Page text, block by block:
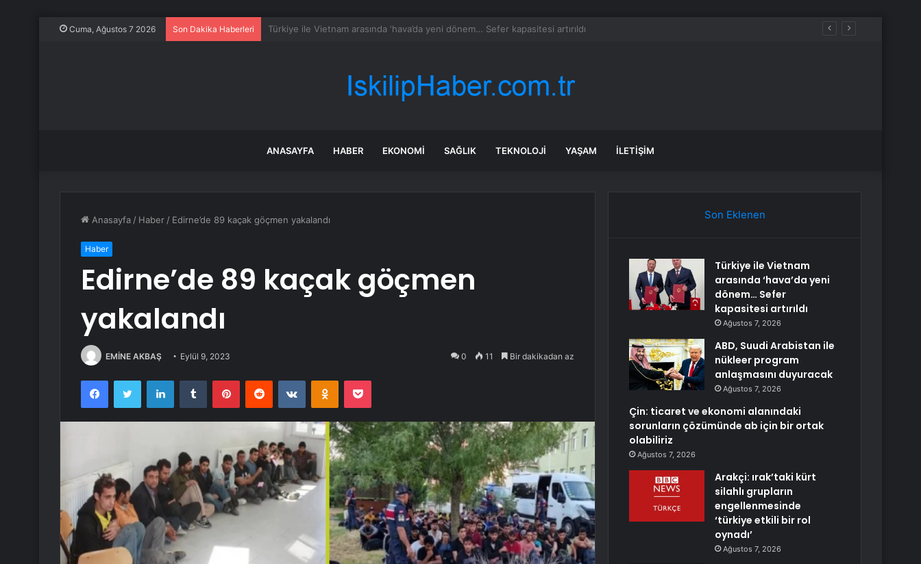
Cuma, Ağustos 7 2026 Son Dakika Haberleri ABD, Suudi Arabistan ile nükleer program anlaşmasını duyuracak
ANASAYFA HABER EKONOMI SAĞLIK TEKNOLOJI YAŞAM İLETIŞIM
Anasayfa / Haber / Edirne’de 89 kaçak göçmen yakalandı
Haber
Edirne’de 89 kaçak göçmen
yakalandı
EMİNE AKBAŞ Eylül 9, 2023 0 11 Bir dakikadan az
FacebookTwitter LinkedInTumblr PinterestReddit VKontakteOdnoklassniki
Pocket
Son Eklenen
Türkiye ile Vietnam
arasında ‘hava’da yeni
dönem… Sefer
kapasitesi artırıldı
Ağustos 7, 2026
ABD, Suudi Arabistan ile
nükleer program
anlaşmasını duyuracak
Ağustos 7, 2026
Çin: ticaret ve ekonomi alanındaki
sorunların çözümünde ab için bir ortak
olabiliriz
Ağustos 7, 2026
Arakçi: ırak’taki kürt
silahlı grupların
engellenmesinde
‘türkiye etkili bir rol
oynadı’
Ağustos 7, 2026